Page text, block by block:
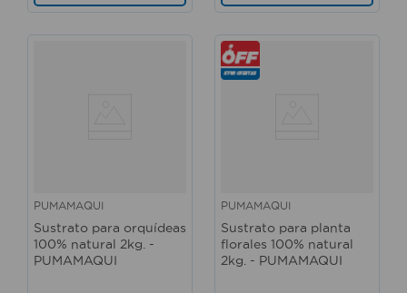
PUMAMAQUI
Sustrato para orquídeas
100% natural 2kg. -
PUMAMAQUI
PUMAMAQUI
Sustrato para planta
florales 100% natural
2kg. - PUMAMAQUI